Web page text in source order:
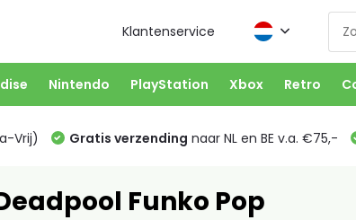
Klantenservice
Nintendo PlayStation Xbox Retro
Vrij) Gratis verzending naar NL en BE v.a. €75,-
Funko Pop